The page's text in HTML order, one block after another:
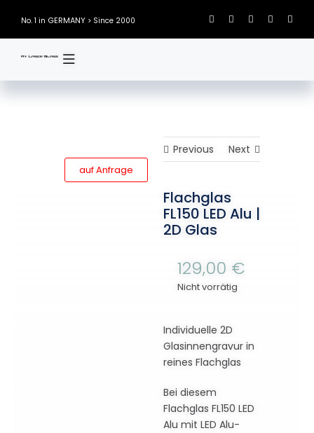
content
No. 1 in GERMANY > Since 2000
auf Anfrage
Previous Next
Flachglas
FL150 LED Alu |
2D Glas
129,00 €
Nicht vorrätig
Individuelle 2D
Glasinnengravur in
reines Flachglas
Bei diesem
Flachglas FL150 LED
Alu mit LED Alu-